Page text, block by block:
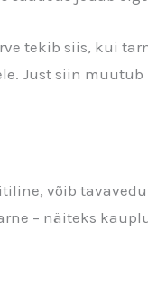
tekib siis, kui
Just siin
võib
– näiteks